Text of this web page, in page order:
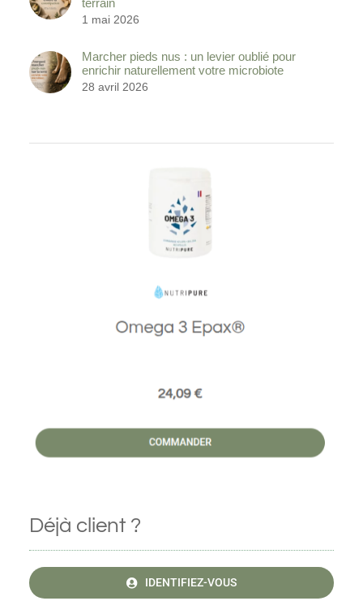
1 mai 2026
Marcher pieds nus : un levier oublié pour
enrichir naturellement votre microbiote
28 avril 2026
Déjà client ?
IDENTIFIEZ-VOUS